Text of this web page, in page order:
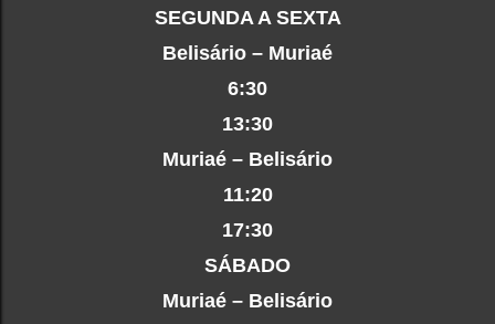
SEGUNDA A SEXTA
Belisário – Muriaé
6:30
13:30
Muriaé – Belisário
11:20
17:30
SÁBADO
Muriaé – Belisário